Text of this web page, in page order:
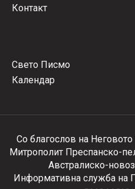
Контакт
Свето Писмо
Календар
Со благослов на
Митрополит Преспанско-
Австралиско-
Информативна служба на